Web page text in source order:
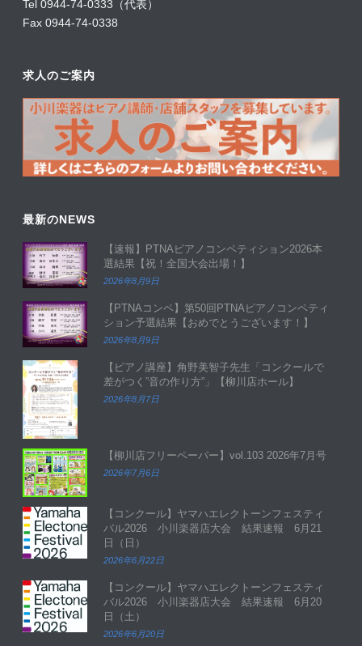
Tel 0944-74-0333（代表）
Fax 0944-74-0338
求人のご案内
最新のNEWS
【速報】PTNAピアノコンペティション2026本
選結果【祝！全国大会出場！】
2026年8月9日
【PTNAコンペ】第50回PTNAピアノコンペティ
ション予選結果【おめでとうございます！】
2026年8月9日
【ピアノ講座】角野美智子先生「コンクールで
差がつく”音の作り方”」【柳川店ホール】
2026年8月7日
【柳川店フリーペーパー】vol.103 2026年7月号
2026年7月6日
【コンクール】ヤマハエレクトーンフェスティ
バル2026 小川楽器店大会 結果速報 6月21
日（日）
2026年6月22日
【コンクール】ヤマハエレクトーンフェスティ
バル2026 小川楽器店大会 結果速報 6月20
日（土）
2026年6月20日